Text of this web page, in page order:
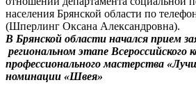
населения Брянской области по
(Шперлинг Оксана Александровна).
В Брянской области начался прием
региональном этапе Всероссийского
профессионального мастерства
номинации «Швея»